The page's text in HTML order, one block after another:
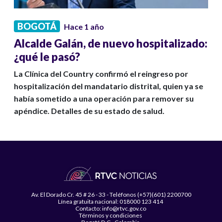
BOGOTÁ Hace 1 año
Alcalde Galán, de nuevo hospitalizado:
¿qué le pasó?
La Clínica del Country confirmó el reingreso por
hospitalización del mandatario distrital, quien ya se
había sometido a una operación para remover su
apéndice. Detalles de su estado de salud.
Av. El Dorado Cr. 45 # 26 - 33 - Teléfonos (+57)(601) 2200700
Línea gratuita nacional: 018000 123 414
Contacto: info@rtvc.gov.co
Términos y condiciones